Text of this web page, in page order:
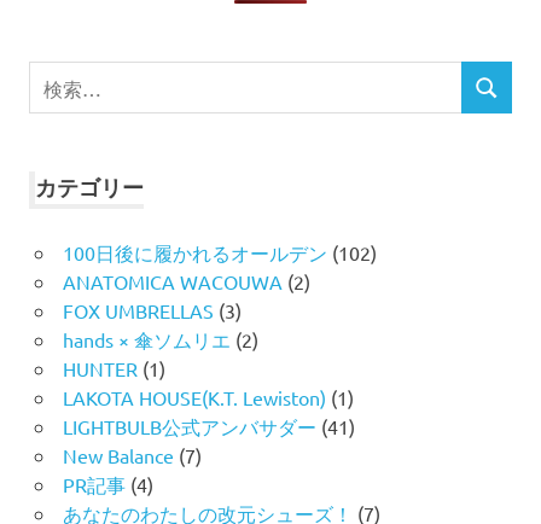
検
索
検
カテゴリー
100日後に履かれるオールデン (102)
ANATOMICA WACOUWA (2)
FOX UMBRELLAS (3)
hands × 傘ソムリエ (2)
HUNTER (1)
LAKOTA HOUSE(K.T. Lewiston) (1)
LIGHTBULB公式アンバサダー (41)
New Balance (7)
PR記事(4)
あなたのわたしの改元シューズ！ (7)